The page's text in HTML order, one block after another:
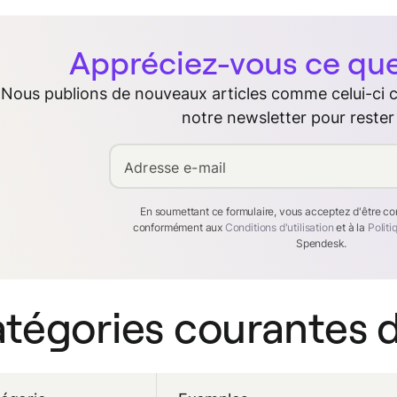
Appréciez-vous ce
Nous publions de nouveaux articles comme celui-ci
notre newsletter pour
Adresse e-mail
En soumettant ce formulaire, vous acceptez d'être
conformément aux Conditions d'utilisation et à la
Spendesk.
courantes